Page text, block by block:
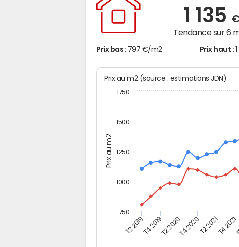
1 135
Tendance sur 6
Prix bas : 797 €/m2 Prix haut :
Prix au m2
Prix au m2 (source : estimations JDN)
T2 2019T4 2019T2 2020T4 2020T2 2021T4 2021
1000
750
1250
1500
1750